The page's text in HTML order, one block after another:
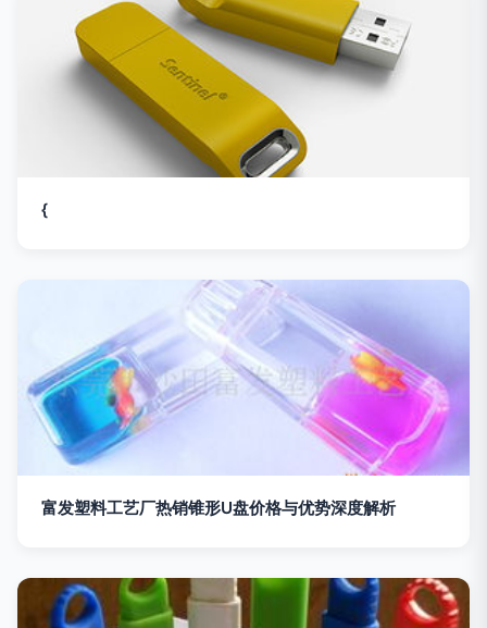
{
富发塑料工艺厂热销锥形U盘价格与优势深度解析